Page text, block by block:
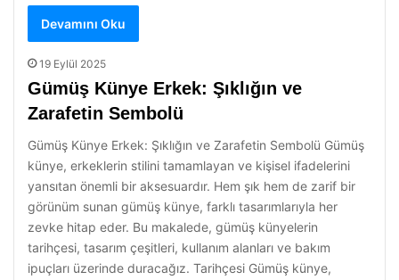
Devamını Oku
19 Eylül 2025
Gümüş Künye Erkek: Şıklığın ve
Zarafetin Sembolü
Gümüş Künye Erkek: Şıklığın ve Zarafetin Sembolü Gümüş
künye, erkeklerin stilini tamamlayan ve kişisel ifadelerini
yansıtan önemli bir aksesuardır. Hem şık hem de zarif bir
görünüm sunan gümüş künye, farklı tasarımlarıyla her
zevke hitap eder. Bu makalede, gümüş künyelerin
tarihçesi, tasarım çeşitleri, kullanım alanları ve bakım
ipuçları üzerinde duracağız. Tarihçesi Gümüş künye,